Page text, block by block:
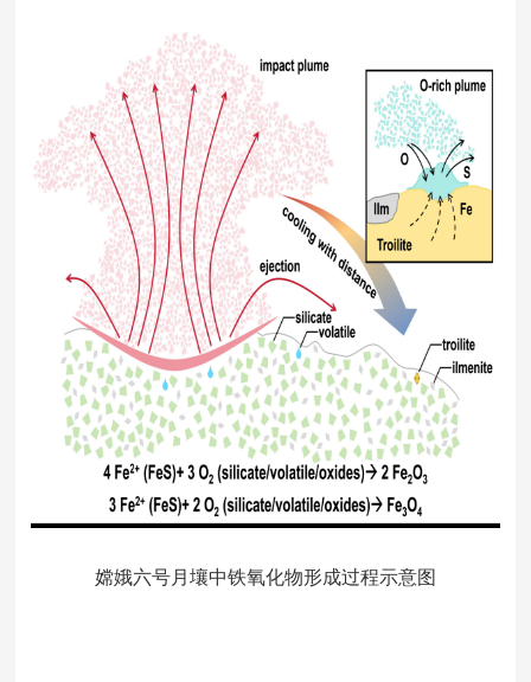
嫦娥六号月壤中铁氧化物形成过程示意图